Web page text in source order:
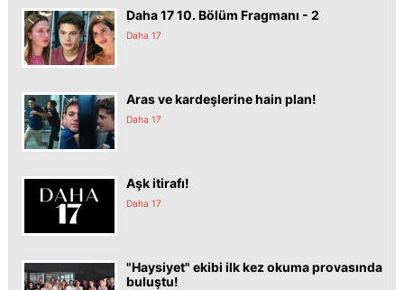
Daha 17 10. Bölüm Fragmanı - 2
Daha 17
Aras ve kardeşlerine hain plan!
Daha 17
Aşk itirafı!
Daha 17
"Haysiyet" ekibi ilk kez okuma provasında
buluştu!